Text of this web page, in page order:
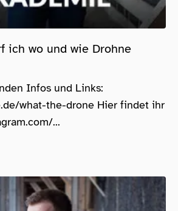
ich wo und wie Drohne
Infos und Links:
what-the-drone Hier findet ihr
...